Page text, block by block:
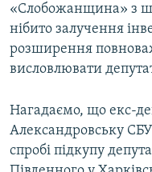
«Слобожанщина» з
нібито залучення
розширення
висловлювати
Нагадаємо, що екс-
Александровську
спробі підкупу